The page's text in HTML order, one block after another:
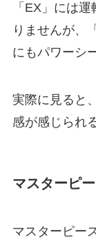
「EX」には
りませんが、
にもパワーシ
実際に見ると
感が感じられ
マスターピ
マスターピー